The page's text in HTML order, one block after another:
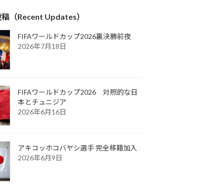
（Recent Updates）
FIFAワールドカップ2026裏決勝前夜
2026年7月18日
FIFAワールドカップ2026 対照的な日
本とチュニジア
2026年6月16日
アキコッホコバヤシ選手 完全移籍加入
2026年6月9日